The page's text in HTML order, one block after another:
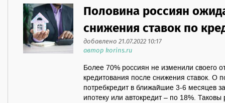
Половина россиян
снижения ставок по
добавлено 21.07.2022 10:17
автор korins.ru
Более 70% россиян не изменили своего
кредитования после снижения ставок. О
потребкредит в ближайшие 3-6 месяцев
ипотеку или автокредит – по 18%.